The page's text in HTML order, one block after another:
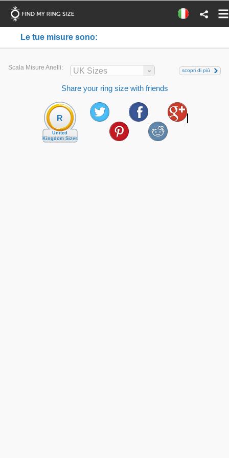
Le tue misure sono:
Scala Misure Anelli: UK Sizes scopri di più
Share your ring size with friends
R
United
Kingdom Sizes